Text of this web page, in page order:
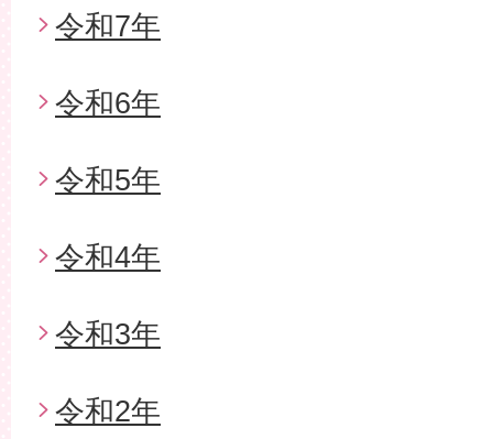
令和7年
令和6年
令和5年
令和4年
令和3年
令和2年